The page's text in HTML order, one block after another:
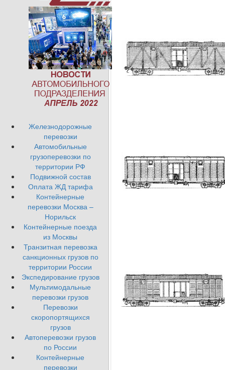
Железнодорожные
перевозки
Автомобильные
грузоперевозки по
территории РФ
Подвижной состав
Оплата ЖД тарифа
Контейнерные
перевозки Москва –
Норильск
Контейнерные поезда
из Москвы
Транзитная перевозка
санкционных грузов по
территории России
Экспедирование грузов
Мультимодальные
перевозки грузов
Перевозки
скоропортящихся
грузов
Автоперевозки грузов
по России
Контейнерные
перевозки